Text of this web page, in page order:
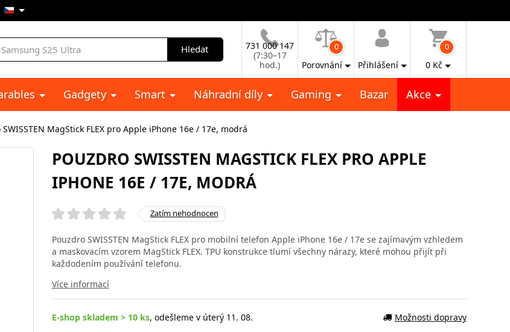
Hledat
731 000 147
(7:30–17
hod.)
0
Porovnání Přihlášení
0
0 Kč
Gadgety Smart Náhradní díly Gaming Bazar Akce
SWISSTEN MagStick FLEX pro Apple iPhone 16e / 17e, modrá
POUZDRO SWISSTEN MAGSTICK FLEX PRO APPLE
IPHONE 16E / 17E, MODRÁ
Zatím nehodnocen
Pouzdro SWISSTEN MagStick FLEX pro mobilní telefon Apple iPhone 16e / 17e se zajímavým vzhledem
a maskovacím vzorem MagStick FLEX. TPU konstrukce tlumí všechny nárazy, které mohou přijít při
každodením používání telefonu.
Více informací
E-shop skladem > 10 ks, odešleme v úterý 11. 08. Možnosti dopravy